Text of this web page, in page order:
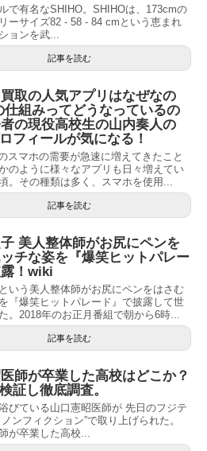
で有名なSHIHO。SHIHOは、173cmの
ーサイズ82 - 58 - 84 cmという恵まれ
ョンを武...
記事を読む
取の人気アプリはなぜなの
仕組みってどうなっているの
の現役高校生の山内奏人の
フィールが気になる！
スマホの需要が急速に増えてきたこと
のように様々なアプリも日々増えてい
。その種類は多く、スマホを使用...
記事を読む
美人整体師がお尻にペンを
チな姿を『爆笑ヒットパレー
露！wiki
いう美人整体師がお尻にペンをはさむ
『爆笑ヒットパレード』で披露して世
。2018年のお正月番組で朝から6時...
記事を読む
師が卒業した高校はどこか？
証し徹底調査。
びている山口憲昭医師が 先日のフジテ
ンフィクション”で取り上げられた。
が卒業した高校...